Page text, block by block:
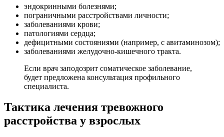
эндокринными болезнями;
пограничными расстройствами личности;
заболеваниями крови;
патологиями сердца;
дефицитными состояниями (например, с авитаминозом);
заболеваниями желудочно-кишечного тракта.
Если врач заподозрит соматическое заболевание,
будет предложена консультация профильного
специалиста.
Тактика лечения тревожного
расстройства у взрослых